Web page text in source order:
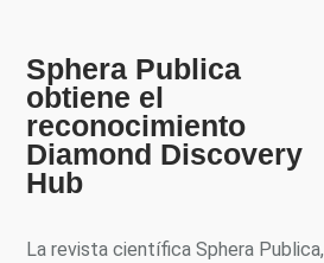
Sphera Publica
obtiene el
reconocimiento
Diamond Discovery
Hub
La revista científica Sphera Publica,